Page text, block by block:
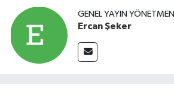
GENEL YAYIN YÖNETMENI
Ercan Şeker